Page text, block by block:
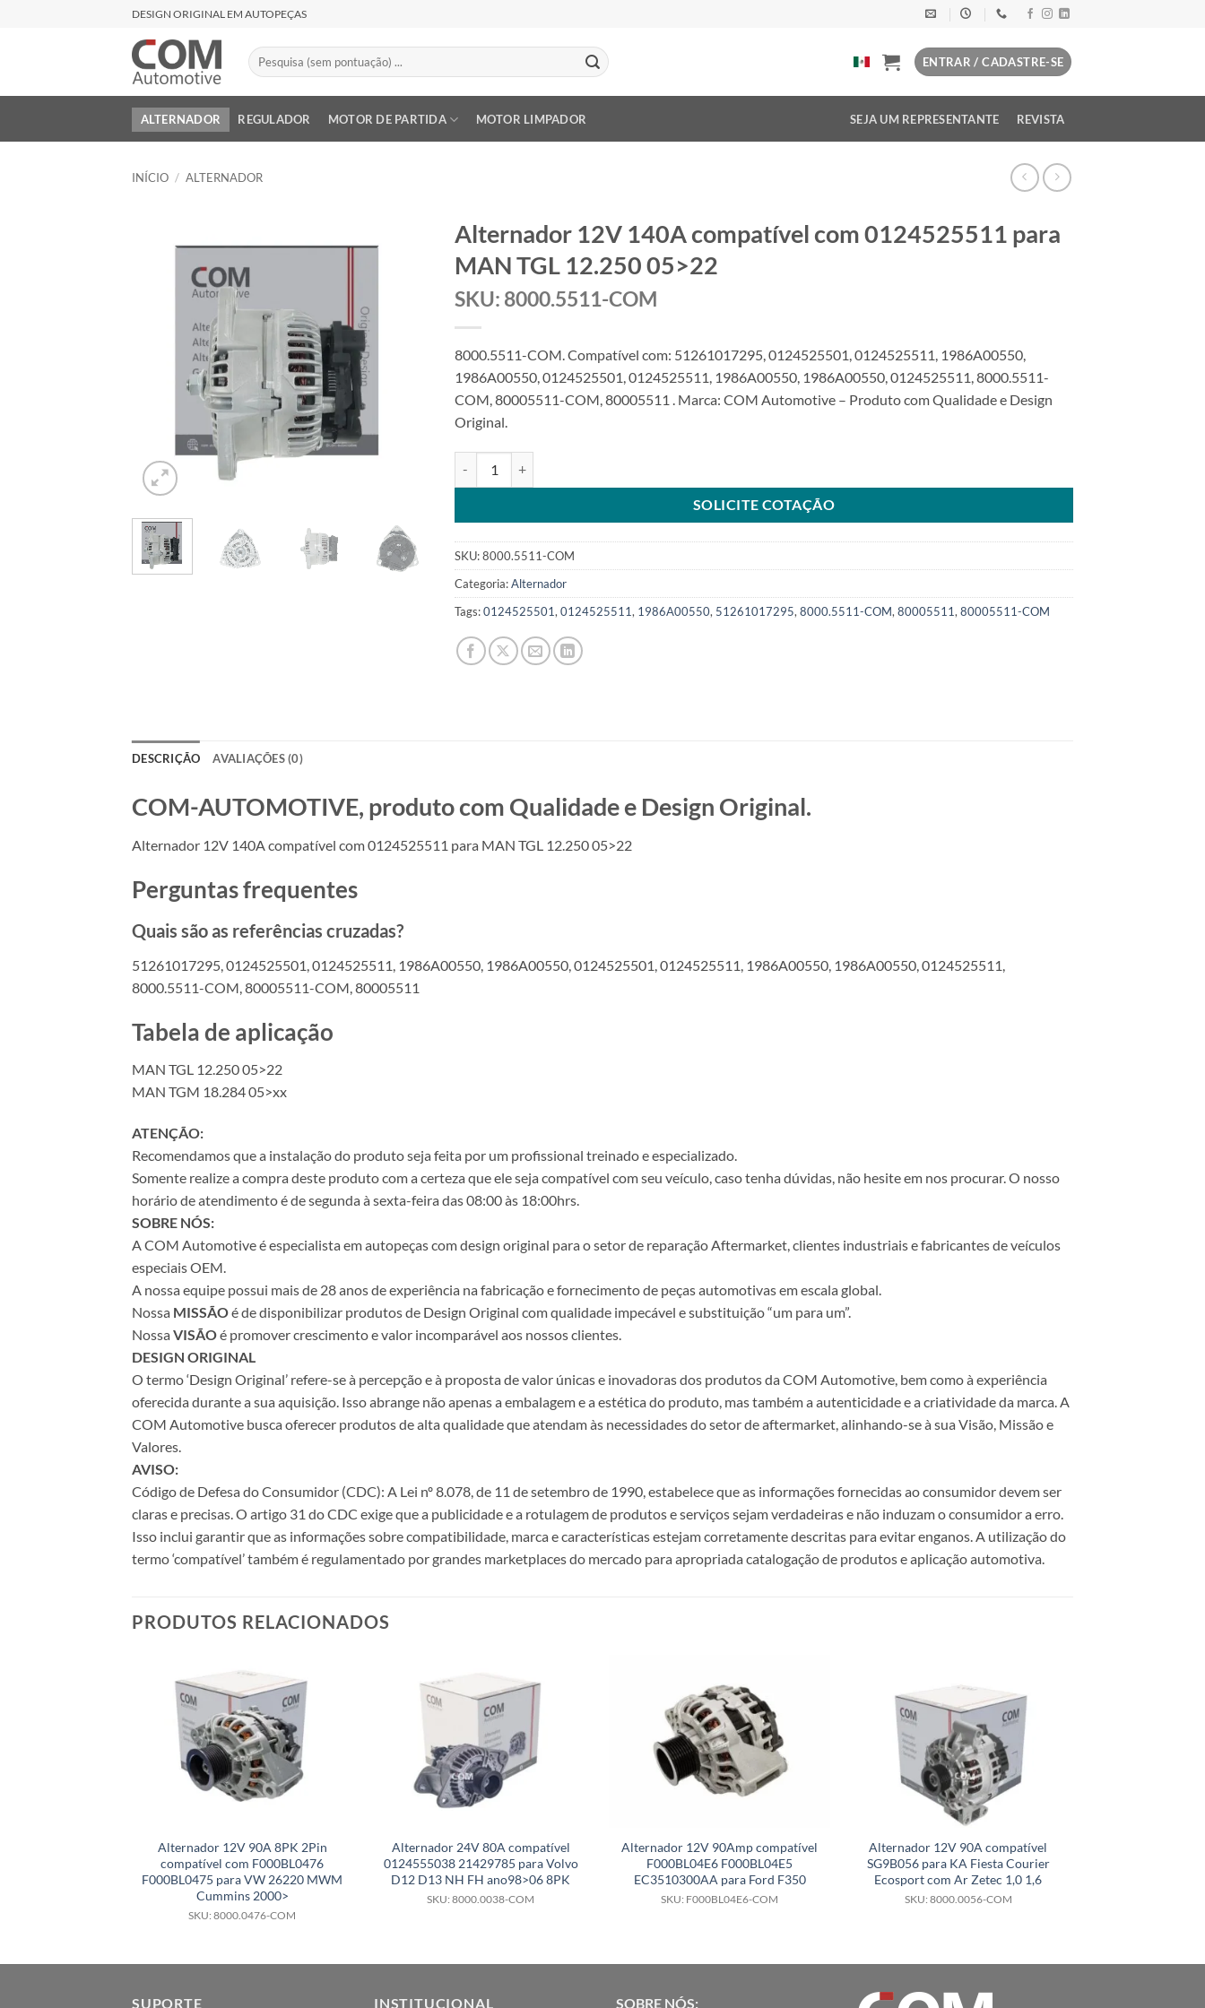
DESIGN ORIGINAL EM AUTOPEÇAS
Pesquisar
por:
ENTRAR / CADASTRE-SE
ALTERNADOR REGULADOR MOTOR DE PARTIDA MOTOR LIMPADOR SEJA UM REPRESENTANTE REVISTA
INÍCIO / ALTERNADOR
Alternador 12V 140A compatível com 0124525511 para
MAN TGL 12.250 05>22
SKU: 8000.5511-COM
8000.5511-COM. Compatível com: 51261017295, 0124525501, 0124525511, 1986A00550,
1986A00550, 0124525501, 0124525511, 1986A00550, 1986A00550, 0124525511, 8000.5511-
COM, 80005511-COM, 80005511 . Marca: COM Automotive – Produto com Qualidade e Design
Original.
SOLICITE COTAÇÃO
SKU:8000.5511-COM
Categoria:Alternador
Tags:0124525501, 0124525511, 1986A00550, 51261017295, 8000.5511-COM, 80005511, 80005511-COM
DESCRIÇÃO AVALIAÇÕES (0)
COM-AUTOMOTIVE, produto com Qualidade e Design Original.
Alternador 12V 140A compatível com 0124525511 para MAN TGL 12.250 05>22
Perguntas frequentes
Quais são as referências cruzadas?
51261017295, 0124525501, 0124525511, 1986A00550, 1986A00550, 0124525501, 0124525511, 1986A00550, 1986A00550, 0124525511,
8000.5511-COM, 80005511-COM, 80005511
Tabela de aplicação
MAN TGL 12.250 05>22
MAN TGM 18.284 05>xx
ATENÇÃO:
Recomendamos que a instalação do produto seja feita por um profissional treinado e especializado.
Somente realize a compra deste produto com a certeza que ele seja compatível com seu veículo, caso tenha dúvidas, não hesite em nos procurar. O nosso
horário de atendimento é de segunda à sexta-feira das 08:00 às 18:00hrs.
SOBRE NÓS:
A COM Automotive é especialista em autopeças com design original para o setor de reparação Aftermarket, clientes industriais e fabricantes de veículos
especiais OEM.
A nossa equipe possui mais de 28 anos de experiência na fabricação e fornecimento de peças automotivas em escala global.
Nossa MISSÃOé de disponibilizar produtos de Design Original com qualidade impecável e substituição “um para um”.
Nossa VISÃOé promover crescimento e valor incomparável aos nossos clientes.
DESIGN ORIGINAL
O termo ‘Design Original’ refere-se à percepção e à proposta de valor únicas e inovadoras dos produtos da COM Automotive, bem como à experiência
oferecida durante a sua aquisição. Isso abrange não apenas a embalagem e a estética do produto, mas também a autenticidade e a criatividade da marca. A
COM Automotive busca oferecer produtos de alta qualidade que atendam às necessidades do setor de aftermarket, alinhando-se à sua Visão, Missão e
Valores.
AVISO:
Código de Defesa do Consumidor (CDC): A Lei nº 8.078, de 11 de setembro de 1990, estabelece que as informações fornecidas ao consumidor devem ser
claras e precisas. O artigo 31 do CDC exige que a publicidade e a rotulagem de produtos e serviços sejam verdadeiras e não induzam o consumidor a erro.
Isso inclui garantir que as informações sobre compatibilidade, marca e características estejam corretamente descritas para evitar enganos. A utilização do
termo ‘compatível’ também é regulamentado por grandes marketplaces do mercado para apropriada catalogação de produtos e aplicação automotiva.
PRODUTOS RELACIONADOS
Alternador 12V 90A 8PK 2Pin
compatível com F000BL0476
F000BL0475 para VW 26220 MWM
Cummins 2000>
SKU: 8000.0476-COM
Alternador 24V 80A compatível
0124555038 21429785 para Volvo
D12 D13 NH FH ano98>06 8PK
SKU: 8000.0038-COM
Alternador 12V 90Amp compatível
F000BL04E6 F000BL04E5
EC3510300AA para Ford F350
SKU: F000BL04E6-COM
Alternador 12V 90A compatível
SG9B056 para KA Fiesta Courier
Ecosport com Ar Zetec 1,0 1,6
SKU: 8000.0056-COM
SUPORTE INSTITUCIONAL SOBRE NÓS: